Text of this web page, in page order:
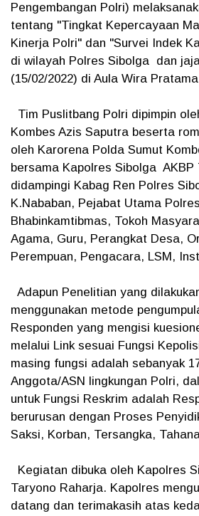
Pengembangan Polri)
tentang "Tingkat Kepercayaan
Kinerja Polri" dan "Survei Indek
di wilayah Polres Sibolga dan
(15/02/2022) di Aula Wira
Tim Puslitbang Polri dipimpin
Kombes Azis Saputra beserta
oleh Karorena Polda Sumut
bersama Kapolres Sibolga AKBP
didampingi Kabag Ren Polres
K.Nababan, Pejabat Utama
Bhabinkamtibmas, Tokoh
Agama, Guru, Perangkat Desa,
Perempuan, Pengacara, LSM,
Adapun Penelitian yang
menggunakan metode
Responden yang mengisi
melalui Link sesuai Fungsi
masing fungsi adalah sebanyak
Anggota/ASN lingkungan Polri,
untuk Fungsi Reskrim adalah
berurusan dengan Proses
Saksi, Korban, Tersangka,
Kegiatan dibuka oleh Kapolres
Taryono Raharja. Kapolres
datang dan terimakasih atas